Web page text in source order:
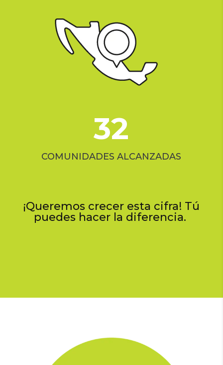
32
COMUNIDADES ALCANZADAS
¡Queremos crecer esta cifra! Tú
puedes hacer la diferencia.